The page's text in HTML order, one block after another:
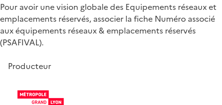
Pour avoir une vision globale des Equipements réseaux et
emplacements réservés, associer la fiche Numéro associé
aux équipements réseaux & emplacements réservés
(PSAFIVAL).
Producteur